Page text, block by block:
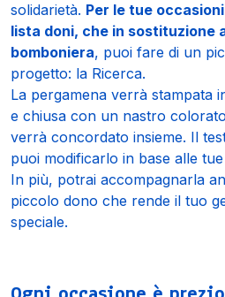
solidarietà. Per le tue
lista doni, che in sostituzione
bomboniera, puoi fare di un
progetto: la Ricerca.
La pergamena verrà stampata
e chiusa con un nastro
verrà concordato insieme. Il
puoi modificarlo in base alle
In più, potrai accompagnarla
piccolo dono che rende il tuo
speciale.